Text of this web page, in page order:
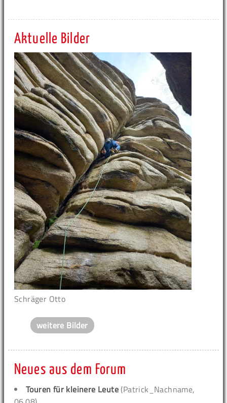
Aktuelle Bilder
Schräger Otto
weitere Bilder
Neues aus dem Forum
Touren für kleinere Leute (Patrick_Nachname,